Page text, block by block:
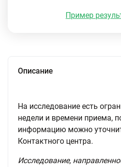
Пример
Описание
На исследование есть
недели и времени приема,
информацию можно
Контактного центра.
Исследование,